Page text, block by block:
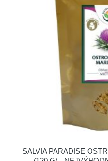
SALVIA PARADISE